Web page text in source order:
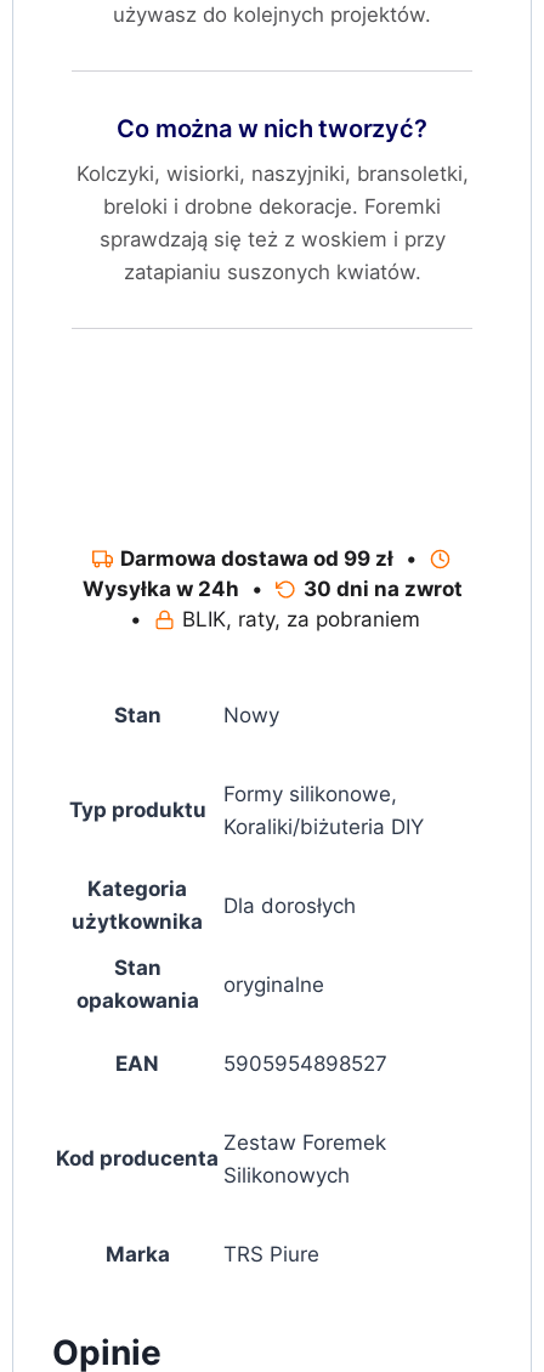
używasz do kolejnych projektów.
Co można w nich tworzyć?
Kolczyki, wisiorki, naszyjniki, bransoletki,
breloki i drobne dekoracje. Foremki
sprawdzają się też z woskiem i przy
zatapianiu suszonych kwiatów.
Darmowa dostawa od 99 zł •
Wysyłka w 24h •
30 dni na zwrot
•
BLIK, raty, za pobraniem
Stan Nowy
Typ produktu
Formy silikonowe,
Koraliki/biżuteria DIY
Kategoria
użytkownika
Dla dorosłych
Stan
opakowania
oryginalne
EAN 5905954898527
Kod producenta
Zestaw Foremek
Silikonowych
Marka TRS Piure
Opinie